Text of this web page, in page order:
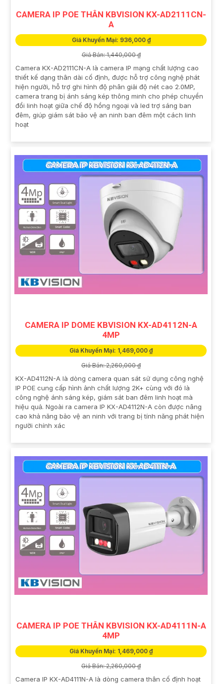
CAMERA IP POE THÂN KBVISION KX-AD2111CN-
A
Giá Khuyến Mại: 936,000 ₫
Giá Bán: 1,440,000 ₫
Camera KX-AD2111CN-A là camera IP mạng chất lượng cao
thiết kế dạng thân dài cố định, được hỗ trợ công nghệ phát
hiện người, hỗ trợ ghi hình độ phân giải độ nét cao 2.0MP,
camera trang bị ánh sáng kép thông minh cho phép chuyển
đổi linh hoạt giữa chế độ hồng ngoại và led trợ sáng ban
đêm, giúp giám sát bảo vệ an ninh ban đêm một cách linh
hoạt
CAMERA IP DOME KBVISION KX-AD4112N-A
4MP
Giá Khuyến Mại: 1,469,000 ₫
Giá Bán: 2,260,000 ₫
KX-AD4112N-A là dòng camera quan sát sử dụng công nghệ
IP POE cung cấp hình ảnh chất lượng 2K+ cùng với đó là
công nghệ ánh sáng kép, giám sát ban đêm linh hoạt mà
hiệu quả. Ngoài ra camera IP KX-AD4112N-A còn được nâng
cao khả năng bảo vệ an ninh với trang bị tính năng phát hiện
người chính xác
CAMERA IP POE THÂN KBVISION KX-AD4111N-A
4MP
Giá Khuyến Mại: 1,469,000 ₫
Giá Bán: 2,260,000 ₫
Camera IP KX-AD4111N-A là dòng camera thân cố định hoạt